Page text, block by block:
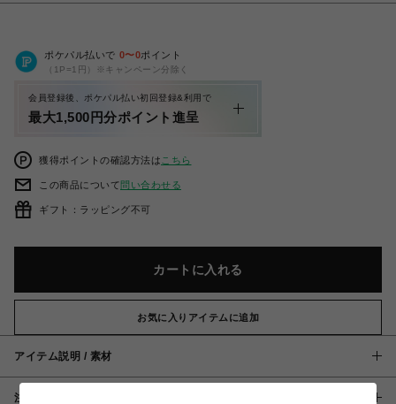
ポケパル払いで 0〜0ポイント
（1P=1円）※キャンペーン分除く
会員登録後、ポケパル払い初回登録&利用で
最大1,500円分ポイント進呈
獲得ポイントの確認方法は こちら
この商品について問い合わせる
ギフト：ラッピング不可
カートに入れる
お気に入りアイテムに追加
アイテム説明 / 素材
注意事項